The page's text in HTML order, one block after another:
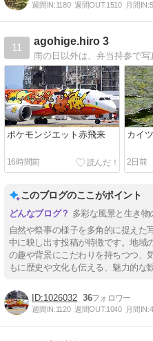
週間IN:1180 週間OUT:1510 月間IN:
11
agohige.hiro 3
ポケモンジエット赤飛来
16時間前
カイ
2日前
このブログのここがポイント
多彩な風景と生き物
自然や祭事の様子を多角的に捉えた
中に映し出す投稿が特徴です。地域
の趣や背景にこだわりを持ちつつ、
もに歴史や文化も伝える、魅力的な
1026032 36
週間IN:1120 週間OUT:1040 月間IN: